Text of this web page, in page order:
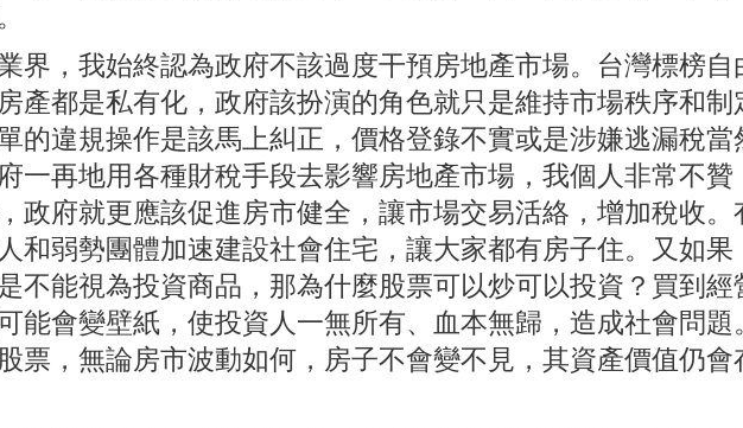
，我始終認為政府不該過度干預房地產市場。台灣標榜自
產都是私有化，政府該扮演的角色就只是維持市場秩序和制
的違規操作是該馬上糾正，價格登錄不實或是涉嫌逃漏稅當
一再地用各種財稅手段去影響房地產市場，我個人非常不贊
政府就更應該促進房市健全，讓市場交易活絡，增加稅收。
和弱勢團體加速建設社會住宅，讓大家都有房子住。又如果
不能視為投資商品，那為什麼股票可以炒可以投資？買到經
能會變壁紙，使投資人一無所有、血本無歸，造成社會問題
票，無論房市波動如何，房子不會變不見，其資產價值仍會